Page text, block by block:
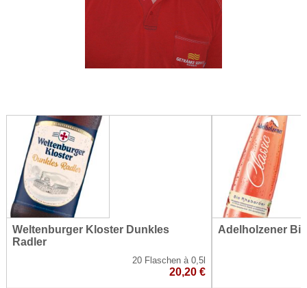
Weltenburger Kloster Dunkles
Radler
20 Flaschen à 0,5l
20,20 €
Adelholzener